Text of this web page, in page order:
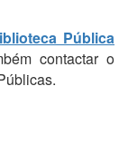
Pública
contactar o